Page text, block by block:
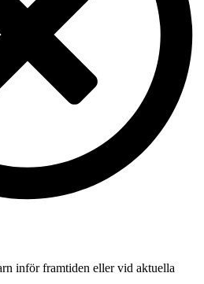
inför framtiden eller vid aktuella